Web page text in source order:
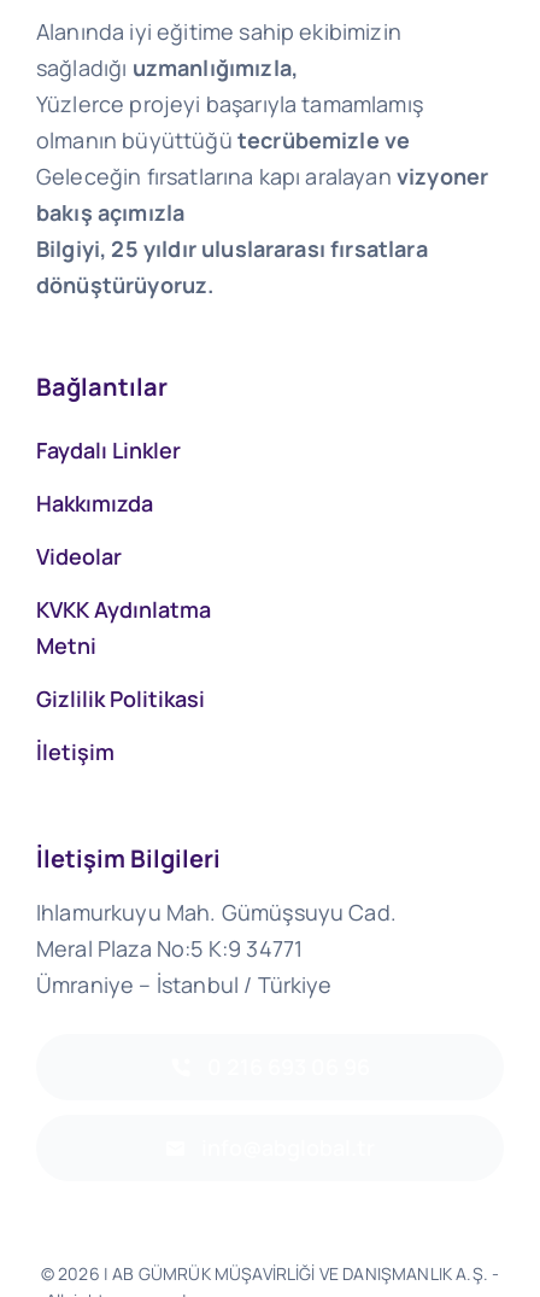
Alanında iyi eğitime sahip ekibimizin
sağladığı uzmanlığımızla,
Yüzlerce projeyi başarıyla tamamlamış
olmanın büyüttüğü tecrübemizle ve
Geleceğin fırsatlarına kapı aralayan vizyoner
bakış açımızla
Bilgiyi, 25 yıldır uluslararası fırsatlara
dönüştürüyoruz.
Bağlantılar
Faydalı Linkler
Hakkımızda
Videolar
KVKK Aydınlatma
Metni
Gizlilik Politikasi
İletişim
İletişim Bilgileri
Ihlamurkuyu Mah. Gümüşsuyu Cad.
Meral Plaza No:5 K:9 34771
Ümraniye – İstanbul / Türkiye
© 2026 | AB GÜMRÜK MÜŞAVİRLİĞİ VE DANIŞMANLIK A.Ş. -